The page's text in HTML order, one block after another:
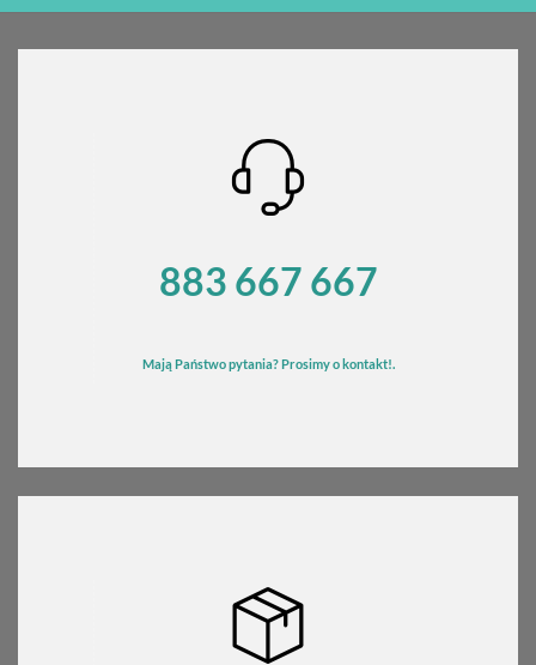
wynosiła:wynosi:
883 667 667
Mają Państwo pytania? Prosimy o kontakt!.